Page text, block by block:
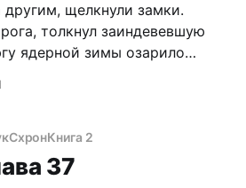
щелкнули замки.
толкнул заиндевевшую
ядерной зимы озарило
ледяным конденсатом
запахи домашней стряпни.
флэшки. Снял потертый
крючок
СхронКнига 2
37